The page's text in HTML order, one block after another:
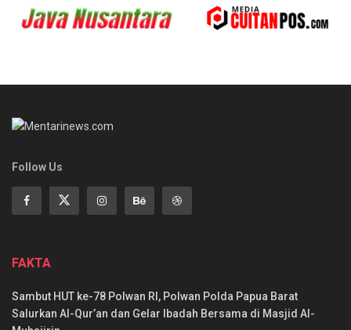
Follow Us
FAKTA
Sambut HUT ke-78 Polwan RI, Polwan Polda Papua Barat
Salurkan Al-Qur’an dan Gelar Ibadah Bersama di Masjid Al-